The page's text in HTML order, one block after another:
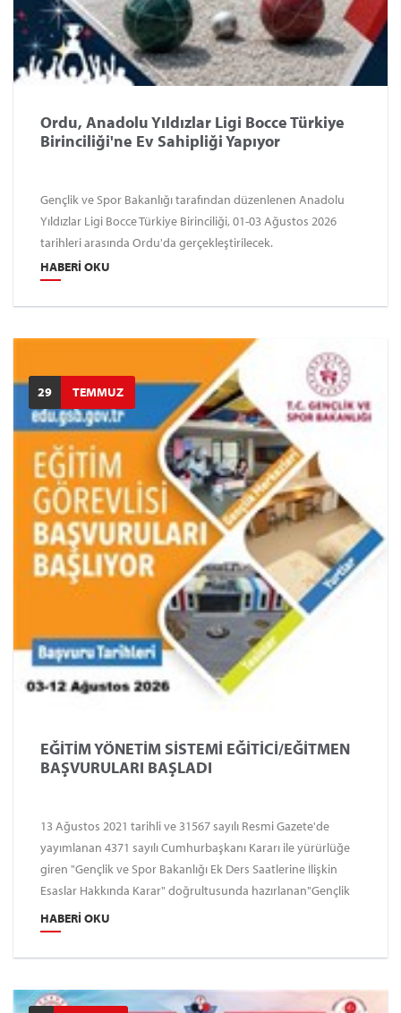
Ordu, Anadolu Yıldızlar Ligi Bocce Türkiye
Birinciliği'ne Ev Sahipliği Yapıyor
Gençlik ve Spor Bakanlığı tarafından düzenlenen Anadolu
Yıldızlar Ligi Bocce Türkiye Birinciliği, 01-03 Ağustos 2026
tarihleri arasında Ordu'da gerçekleştirilecek.
HABERI OKU
29 TEMMUZ
EĞİTİM YÖNETİM SİSTEMİ EĞİTİCİ/EĞİTMEN
BAŞVURULARI BAŞLADI
13 Ağustos 2021 tarihli ve 31567 sayılı Resmi Gazete'de
yayımlanan 4371 sayılı Cumhurbaşkanı Kararı ile yürürlüğe
giren "Gençlik ve Spor Bakanlığı Ek Ders Saatlerine İlişkin
Esaslar Hakkında Karar" doğrultusunda hazırlanan"Gençlik
ve Spor Bakanlığı Eğitim Faaliyetlerinde Ek Ders ve Diğer
Uygulamalara İlişkin Usul ve Esaslar" kapsamında İl
Müdürlüğümüzde Bakanlığımız bünyesinde açılacak eğitim
başvuruları alınacaktır. Genel Şartlar Türk vatandaşı olmak,
HABERI OKU